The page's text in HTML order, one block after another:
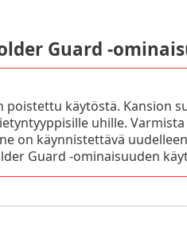
Guard -
poistettu käytöstä. Kansion
uhille.
on käynnistettävä
Guard -ominaisuuden